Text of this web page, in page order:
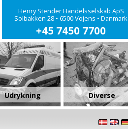
Henry Stender Handelsselskab ApS
Solbakken 28 • 6500 Vojens • Danmark
+45 7450 7700
Udrykning Diverse